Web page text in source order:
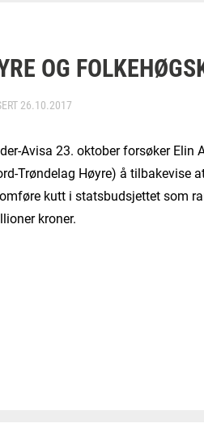
OG
26.10.2017
Avisa 23. oktober forsøker Elin
Trøndelag Høyre) å tilbakevise
kutt i statsbudsjettet som
kroner.